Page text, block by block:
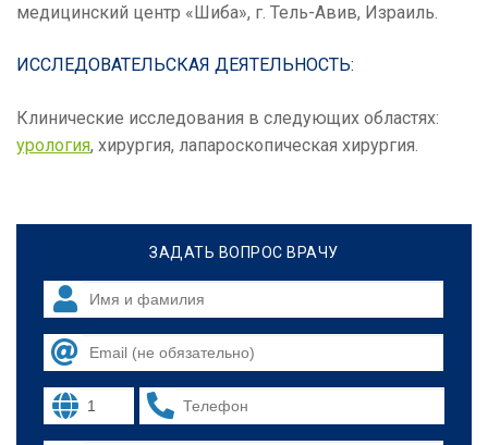
медицинский центр «Шиба», г. Тель-Авив, Израиль.
ИССЛЕДОВАТЕЛЬСКАЯ ДЕЯТЕЛЬНОСТЬ:
Клинические исследования в следующих областях:
урология, хирургия, лапароскопическая хирургия.
ЗАДАТЬ ВОПРОС ВРАЧУ